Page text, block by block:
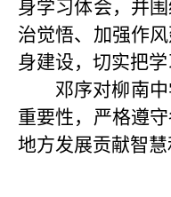
身学习体会，并
治觉悟、加强作
身建设，切实把
邓序对柳南
重要性，严格遵
地方发展贡献智慧